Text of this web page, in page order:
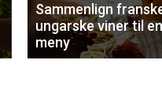
Sammenlign
ungarske viner til
meny